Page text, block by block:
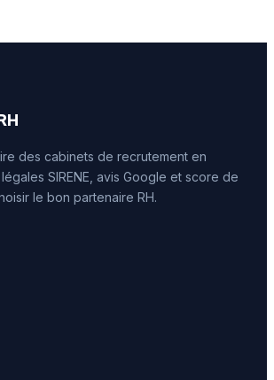
des cabinets de recrutement en
SIRENE, avis Google et score de
le bon partenaire RH.